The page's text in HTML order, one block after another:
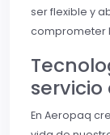
ser flexible y
comprometer
En Aeropaq